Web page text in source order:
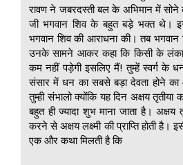
रावण ने जबरदस्ती बल के अभिमान में
जी भगवान शिव के बहुत बड़े भक्त थे।
भगवान शिव की आराधना की। तब भगवान
उनके सामने आकर कहा कि किसी के लंका
कम नहीं पड़ेगी इसलिए मैं! तुम्हें स्वर्ग के
संसार में धन का सबसे बड़ा देवता होने का
तुम्ही संभालो क्योंकि यह दिन अक्षय
बहुत ही ज्यादा शुभ माना जाता है।
करने से अक्षय लक्ष्मी की प्राप्ति होती है।
एक और कथा मिलती है कि